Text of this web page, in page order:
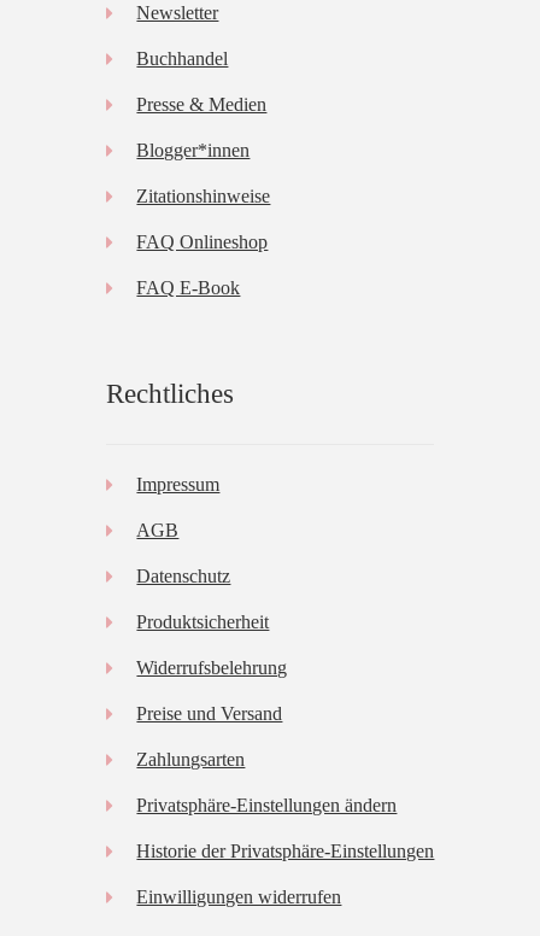
Newsletter
Buchhandel
Presse & Medien
Blogger*innen
Zitationshinweise
FAQ Onlineshop
FAQ E-Book
Rechtliches
Impressum
AGB
Datenschutz
Produktsicherheit
Widerrufsbelehrung
Preise und Versand
Zahlungsarten
Privatsphäre-Einstellungen ändern
Historie der Privatsphäre-Einstellungen
Einwilligungen widerrufen